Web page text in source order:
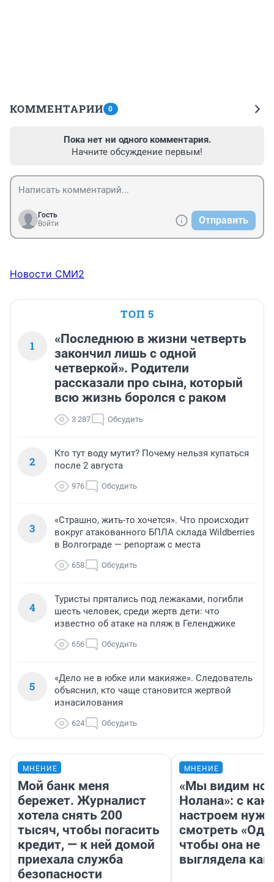
КОММЕНТАРИИ 0
Пока нет ни одного комментария.
Начните обсуждение первым!
Гость
Войти
Отправить
Новости СМИ2
ТОП 5
1
«Последнюю в жизни четверть
закончил лишь с одной
четверкой». Родители
рассказали про сына, который
всю жизнь боролся с раком
3 287 Обсудить
2
Кто тут воду мутит? Почему нельзя купаться
после 2 августа
976 Обсудить
3
«Страшно, жить-то хочется». Что происходит
вокруг атакованного БПЛА склада Wildberries
в Волгограде — репортаж с места
658 Обсудить
4
Туристы прятались под лежаками, погибли
шесть человек, среди жертв дети: что
известно об атаке на пляж в Геленджике
656 Обсудить
5
«Дело не в юбке или макияже». Следователь
объяснил, кто чаще становится жертвой
изнасилования
624 Обсудить
МНЕНИЕ
Мой банк меня
бережет. Журналист
хотела снять 200
тысяч, чтобы погасить
кредит, — к ней домой
приехала служба
безопасности
МНЕНИЕ
«Мы видим
Нолана»: с
настроем
смотреть
чтобы она не
выглядела как